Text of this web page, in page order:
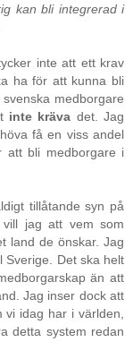
kan bli integrerad i
inte att ett krav
ha för att kunna bli
medborgare
inte kräva det. Jag
få en viss andel
att bli medborgare i
tillåtande syn på
vill jag att vem som
land de önskar. Jag
Sverige. Det ska helt
än att
Jag inser dock att
idag har i världen,
detta system redan